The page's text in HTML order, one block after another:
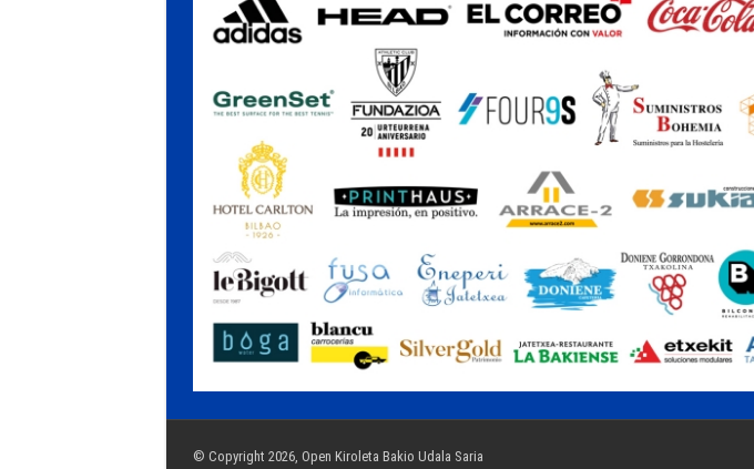
© Copyright 2026, Open Kiroleta Bakio Udala Saria